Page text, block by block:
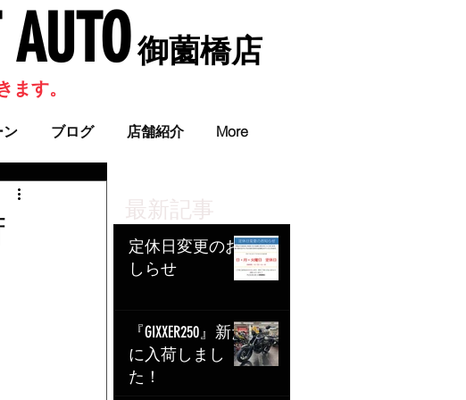
​ 御薗橋店
ン ブログ 店舗紹介 More
す。
最新記事
定休日変更のお
しらせ
『GIXXER250』新た
に入荷しまし
た！